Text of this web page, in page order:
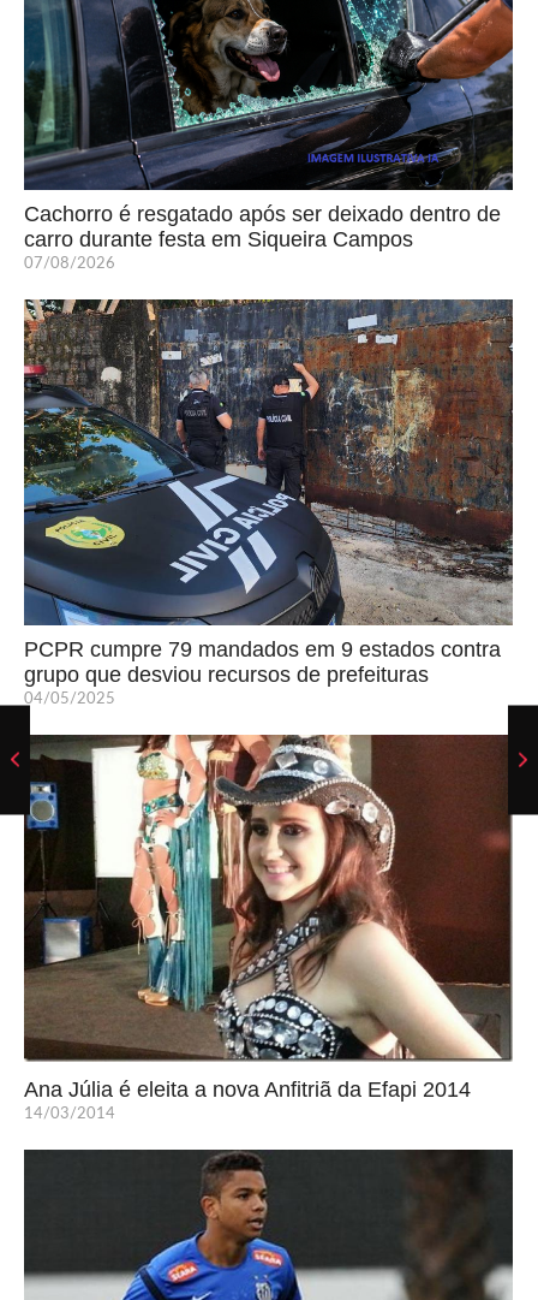
Cachorro é resgatado após ser deixado dentro de
carro durante festa em Siqueira Campos
07/08/2026
PCPR cumpre 79 mandados em 9 estados contra
grupo que desviou recursos de prefeituras
04/05/2025
Ana Júlia é eleita a nova Anfitriã da Efapi 2014
14/03/2014